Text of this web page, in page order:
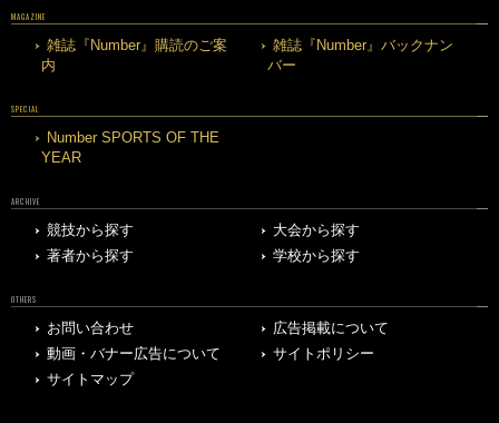
MAGAZINE
雑誌『Number』購読のご案
内
雑誌『Number』バックナン
バー
SPECIAL
Number SPORTS OF THE
YEAR
ARCHIVE
競技から探す
大会から探す
著者から探す
学校から探す
OTHERS
お問い合わせ
広告掲載について
動画・バナー広告について
サイトポリシー
サイトマップ